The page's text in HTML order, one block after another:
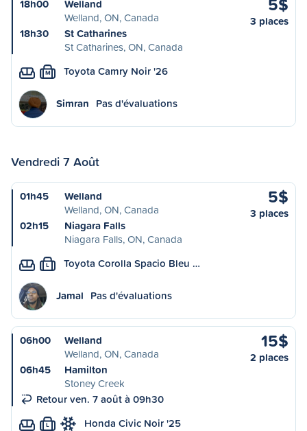
18h00
Welland
Welland, ON, Canada
18h30
St Catharines
St Catharines, ON, Canada
3 places
M Toyota Camry Noir '26
Simran Pas d'évaluations
Vendredi 7 Août
01h45
Welland
Welland, ON, Canada
02h15
Niagara Falls
Niagara Falls, ON, Canada
5$
3 places
L Toyota Corolla Spacio Bleu …
Jamal Pas d'évaluations
06h00
Welland
Welland, ON, Canada
06h45
Hamilton
Stoney Creek
Retour ven. 7 août à 09h30
15$
2 places
L Honda Civic Noir '25